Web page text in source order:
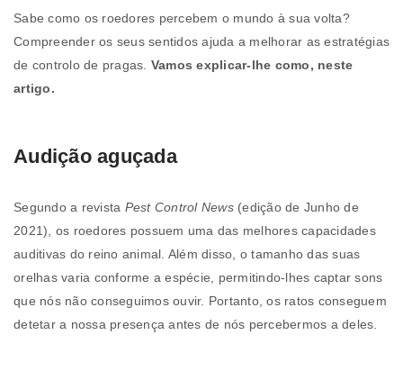
Sabe como os roedores percebem o mundo à sua volta?
Compreender os seus sentidos ajuda a melhorar as estratégias
de controlo de pragas. Vamos explicar-lhe como, neste
artigo.
Audição aguçada
Segundo a revista Pest Control News(edição de Junho de
2021), os roedores possuem uma das melhores capacidades
auditivas do reino animal. Além disso, o tamanho das suas
orelhas varia conforme a espécie, permitindo-lhes captar sons
que nós não conseguimos ouvir. Portanto, os ratos conseguem
detetar a nossa presença antes de nós percebermos a deles.